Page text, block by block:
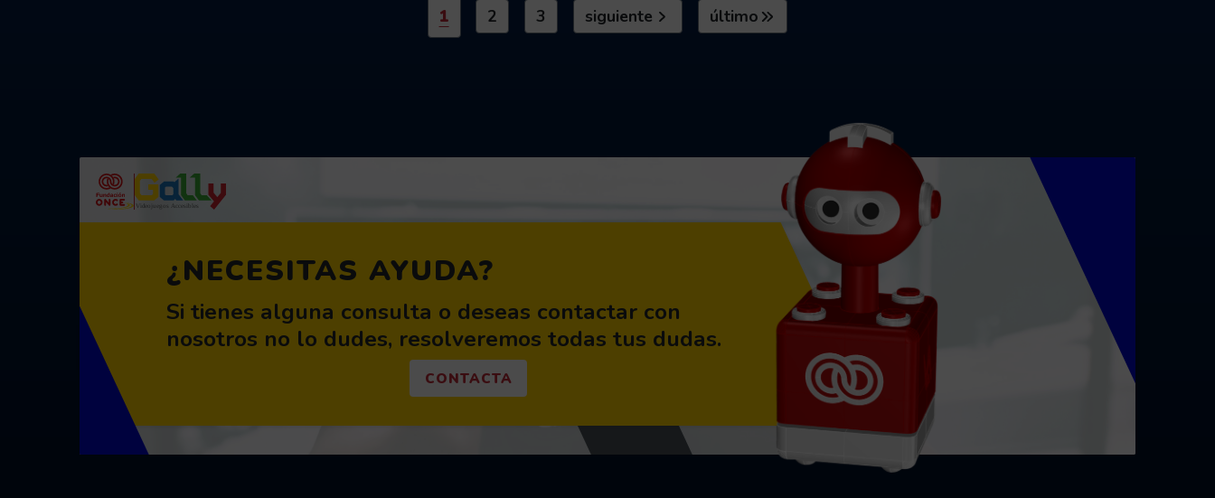
ir a la página
1
, página actual
ir a la página
2 ir a la página
3 siguiente
ir a la página siguiente
último
ir a la última página
¿NECESITAS AYUDA?
Si tienes alguna consulta o deseas contactar con
nosotros no lo dudes, resolveremos todas tus dudas.
CONTACTA